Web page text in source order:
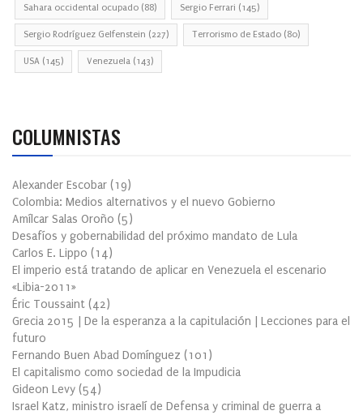
Sahara occidental ocupado (88) Sergio Ferrari (145)
Sergio Rodríguez Gelfenstein (227) Terrorismo de Estado (80)
USA (145) Venezuela (143)
COLUMNISTAS
Alexander Escobar (19)
Colombia: Medios alternativos y el nuevo Gobierno
Amílcar Salas Oroño (5)
Desafíos y gobernabilidad del próximo mandato de Lula
Carlos E. Lippo (14)
El imperio está tratando de aplicar en Venezuela el escenario
«Libia-2011»
Éric Toussaint (42)
Grecia 2015 | De la esperanza a la capitulación | Lecciones para el
futuro
Fernando Buen Abad Domínguez (101 )
El capitalismo como sociedad de la Impudicia
Gideon Levy (54)
Israel Katz, ministro israelí de Defensa y criminal de guerra a